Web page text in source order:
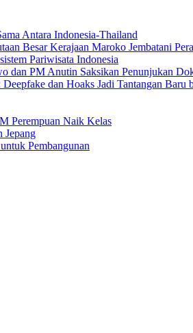
Antara Indonesia-Thailand
Besar Kerajaan Maroko Jembatani
Pariwisata Indonesia
dan PM Anutin Saksikan Penunjukan
dan Hoaks Jadi Tantangan Baru
Perempuan Naik Kelas
Jepang
Pembangunan